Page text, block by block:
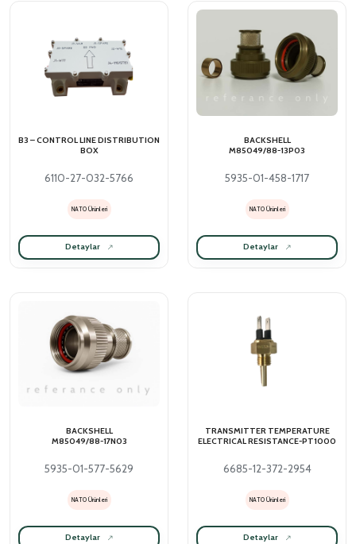
B3 – CONTROL LINE DISTRIBUTION
BOX
6110-27-032-5766
NATO Ürünleri
Detaylar
BACKSHELL
M85049/88-13P03
5935-01-458-1717
NATO Ürünleri
Detaylar
BACKSHELL
M85049/88-17N03
5935-01-577-5629
NATO Ürünleri
Detaylar
TRANSMITTER TEMPERATURE
ELECTRICAL RESISTANCE-PT1000
6685-12-372-2954
NATO Ürünleri
Detaylar